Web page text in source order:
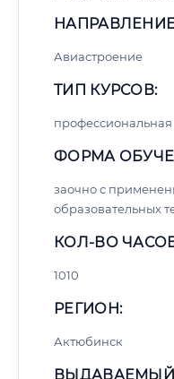
Авиастроение
ТИП КУРСОВ:
ФОРМА
заочно с
образовательных
КОЛ-ВО
1010
РЕГИОН:
Актюбинск
ВЫДАВАЕМЫЙ